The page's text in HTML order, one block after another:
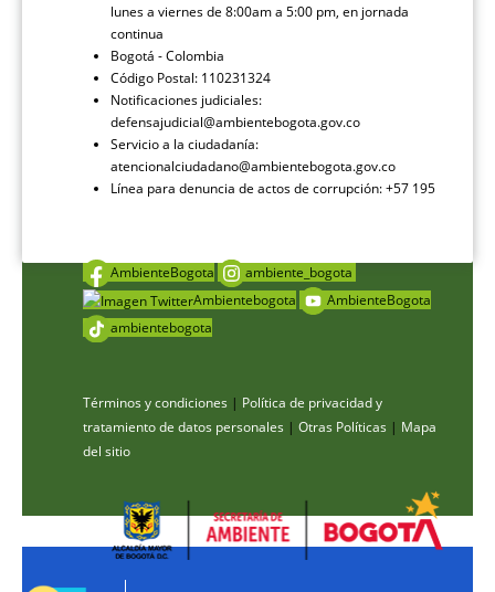
lunes a viernes de 8:00am a 5:00 pm, en jornada
continua
Bogotá - Colombia
Código Postal: 110231324
Notificaciones judiciales:
defensajudicial@ambientebogota.gov.co
Servicio a la ciudadanía:
atencionalciudadano@ambientebogota.gov.co
Línea para denuncia de actos de corrupción: +57 195
AmbienteBogota
ambiente_bogota
Ambientebogota
AmbienteBogota
ambientebogota
Términos y condiciones | Política de privacidad y
tratamiento de datos personales | Otras Políticas | Mapa
del sitio